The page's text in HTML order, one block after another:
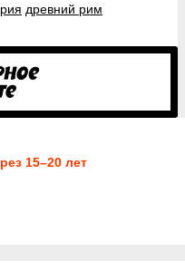
древний рим
15–20 лет